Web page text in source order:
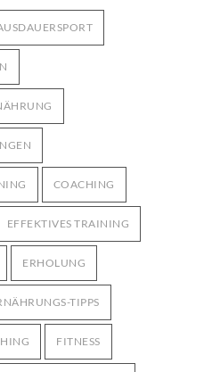
COACHING
EFFEKTIVES TRAINING
ERHOLUNG
TIPPS
FITNESS